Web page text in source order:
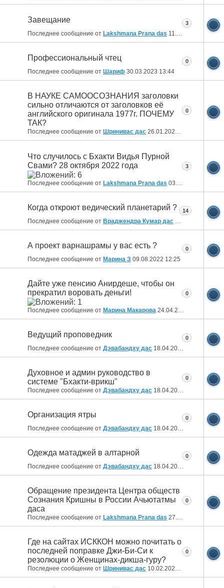
Завещание
Последнее сообщение от Lakshmana Prana das 11.08.2024 11:03
3
Профессиональный чтец
Последнее сообщение от Шариф 30.03.2023 13:44
0
В НАУКЕ САМООСОЗНАНИЯ заголовки
сильно отличаются от заголовков её
английского оригинала 1977г. ПОЧЕМУ
ТАК?
Последнее сообщение от Шринивас дас 26.01.2023 13:55
0
Что случилось с Бхакти Видья Пурной
Свами? 28 октября 2022 года
Последнее сообщение от Lakshmana Prana das 03.12.2022
3
Когда откроют ведический планетарий ?
Последнее сообщение от Враджендра Кумар дас 14:26
14
А проект варнашрамы у вас есть ?
Последнее сообщение от Марина З 09.08.2022 12:25
0
Дайте уже пенсию Анирдеше, чтобы он
прекратил воровать деньги!
Последнее сообщение от Марина Макарова 24.04.2022
0
Ведущий проповедник
Последнее сообщение от Дэвабандху дас 18.04.2022
0
Духовное и админ руководство в
системе "Бхакти-врикш"
Последнее сообщение от Дэвабандху дас 18.04.2022
0
Организация ятры
Последнее сообщение от Дэвабандху дас 18.04.2022
0
Одежда матаджей в алтарной
Последнее сообщение от Дэвабандху дас 18.04.2022
0
Обращение президента Центра обществ
Сознания Кришны в России Ачьютатмы
даса
Последнее сообщение от Lakshmana Prana das 27.02.2022
0
Где на сайтах ИСККОН можно почитать о
последней поправке Джи-Би-Си к
резолюции о Женщинах-дикша-гуру?
Последнее сообщение от Шринивас дас 10.02.2022 14:44
0